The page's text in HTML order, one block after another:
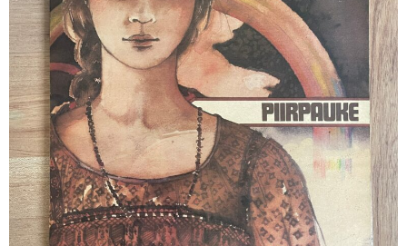
取り置きなどについて
Categories
New Arrivals
新譜
GG RECORD （当店のレーベル）
全商品